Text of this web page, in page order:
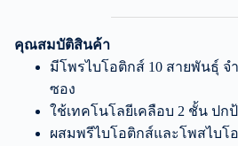
คุณสมบัติสินค้า
มีโพรไบโอติกส์ 10 สายพันธุ์ จ
ซอง
ใช้เทคโนโลยีเคลือบ 2 ชั้น ปก
ผสมพรีไบโอติกส์และโพสไบโ